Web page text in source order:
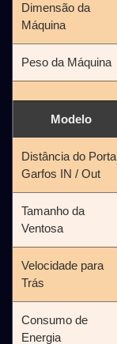
Dimensão da
Máquina
Peso da Máquina
Modelo
Distância do Porta
Garfos IN / Out
Tamanho da
Ventosa
Velocidade para
Trás
Consumo de
Energia